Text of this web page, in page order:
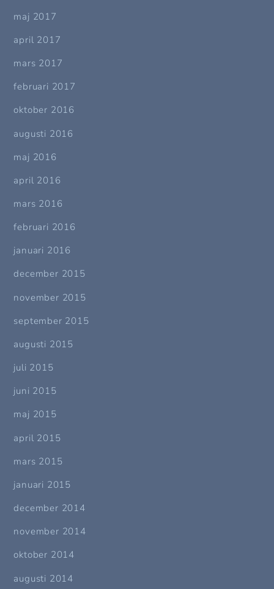
maj 2017
april 2017
mars 2017
februari 2017
oktober 2016
augusti 2016
maj 2016
april 2016
mars 2016
februari 2016
januari 2016
december 2015
november 2015
september 2015
augusti 2015
juli 2015
juni 2015
maj 2015
april 2015
mars 2015
januari 2015
december 2014
november 2014
oktober 2014
augusti 2014